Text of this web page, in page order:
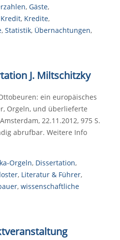
, Gäste,
Kredit, Kredite,
, Statistik, Übernachtungen,
J. Miltschitzky
ein europäisches
Orgeln, und überlieferte
22.11.2012, 975 S.
abrufbar. Weitere Info
Orgeln, Dissertation,
, Literatur & Führer,
, wissenschaftliche